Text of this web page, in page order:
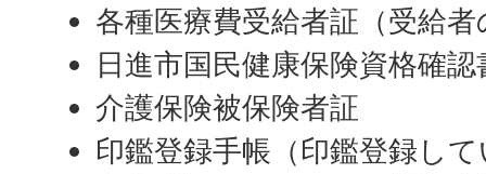
各種医療費受給者証（受給
日進市国民健康保険資格確
介護保険被保険者証
印鑑登録手帳（印鑑登録し